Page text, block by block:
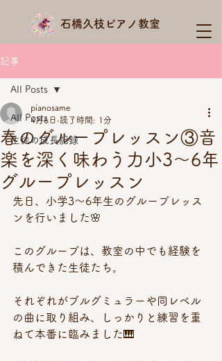
石橋久枝ピアノ教室
記事
All Posts
生徒の成長記録
All Posts
春のグループレッスン③音
楽を深く味わう力小3〜6年
グループレッスン
pianosame
4月6日 読了時間: 1分
先日、小学3〜6年生のグループレッス
ンを行いました🌸
このグループは、教室の中でも経験を
積んできた生徒たち。
それぞれがブルグミュラーや同レベル
の曲に取り組み、しっかりと練習を重
ねて本番に臨みました🎹